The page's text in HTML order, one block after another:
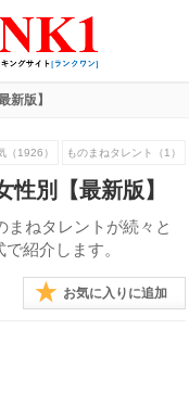
新版】
（1926） ものまねタレント（1）
別【最新版】
まねタレントが続々と
紹介します。
お気に入りに追加